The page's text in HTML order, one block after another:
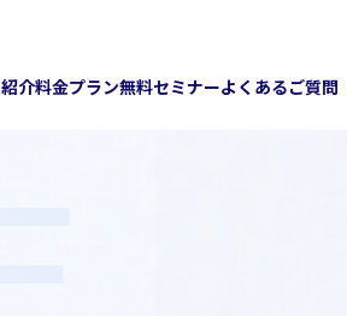
介料金プラン無料セミナーよくあるご質問